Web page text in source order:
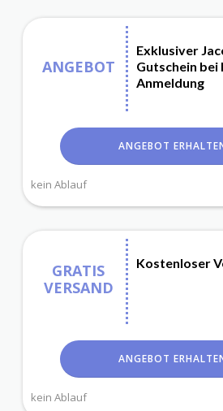
ANGEBOT
Exklusiver
Gutschein
Anmeldung
ANGEBOT
kein Ablauf
GRATIS
VERSAND
Kostenloser
ANGEBOT
kein Ablauf